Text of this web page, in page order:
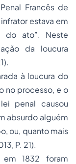
Francês de
estava em
do ato”. Neste
da loucura
à loucura do
no processo, e o
penal causou
absurdo alguém
ou, quanto mais
P. 21).
1832 foram